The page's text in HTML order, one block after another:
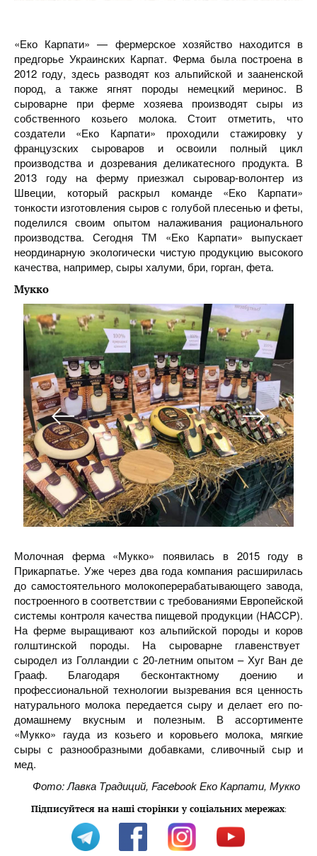
«Еко Карпати» — фермерское хозяйство находится в
предгорье Украинских Карпат. Ферма была построена в
2012 году, здесь разводят коз альпийской и зааненской
пород, а также ягнят породы немецкий меринос. В
сыроварне при ферме хозяева производят сыры из
собственного козьего молока. Стоит отметить, что
создатели «Еко Карпати» проходили стажировку у
французских сыроваров и освоили полный цикл
производства и дозревания деликатесного продукта. В
2013 году на ферму приезжал сыровар-волонтер из
Швеции, который раскрыл команде «Еко Карпати»
тонкости изготовления сыров с голубой плесенью и феты,
поделился своим опытом налаживания рационального
производства. Сегодня ТМ «Еко Карпати» выпускает
неординарную экологически чистую продукцию высокого
качества, например, сыры халуми, бри, горган, фета.
Мукко
Молочная ферма «Мукко» появилась в 2015 году в
Прикарпатье. Уже через два года компания расширилась
до самостоятельного молокоперерабатывающего завода,
построенного в соответствии с требованиями Европейской
системы контроля качества пищевой продукции (HACCP).
На ферме выращивают коз альпийской породы и коров
голштинской породы. На сыроварне главенствует
сыродел из Голландии с 20-летним опытом – Хуг Ван де
Грааф. Благодаря бесконтактному доению и
профессиональной технологии вызревания вся ценность
натурального молока передается сыру и делает его по-
домашнему вкусным и полезным. В ассортименте
«Мукко» гауда из козьего и коровьего молока, мягкие
сыры с разнообразными добавками, сливочный сыр и
мед.
Фото: Лавка Традиций, Facebook Еко Карпати, Мукко
Підписуйтеся на наші сторінки у соціальних мережах: